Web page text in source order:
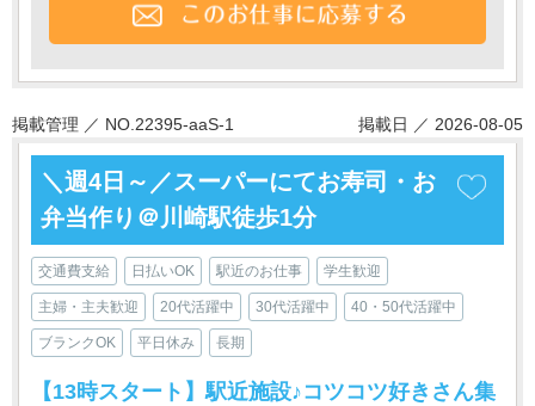
掲載管理 ／ NO.22395-aaS-1 掲載日 ／ 2026-08-05
＼週4日～／スーパーにてお寿司・お
弁当作り＠川崎駅徒歩1分
交通費支給 日払いOK 駅近のお仕事 学生歓迎
主婦・主夫歓迎 20代活躍中 30代活躍中 40・50代活躍中
ブランクOK 平日休み 長期
【13時スタート】駅近施設♪コツコツ好きさん集